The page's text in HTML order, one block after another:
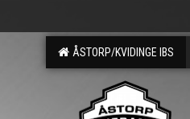
ÅSTORP/KVIDINGE IBS